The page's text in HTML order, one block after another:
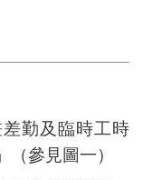
勤及臨時工時
（參見圖一）